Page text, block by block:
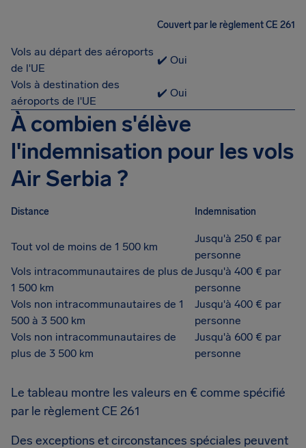
Couvert par le règlement CE 261
Vols au départ des aéroports
de l'UE
✔️ Oui
Vols à destination des
aéroports de l'UE
✔️ Oui
À combien s'élève
l'indemnisation pour les vols
Air Serbia ?
Distance Indemnisation
Tout vol de moins de 1 500 km
Jusqu'à 250 € par
personne
Vols intracommunautaires de plus de
1 500 km
Jusqu'à 400 € par
personne
Vols non intracommunautaires de 1
500 à 3 500 km
Jusqu'à 400 € par
personne
Vols non intracommunautaires de
plus de 3 500 km
Jusqu'à 600 € par
personne
Le tableau montre les valeurs en € comme spécifié
par le règlement CE 261
Des exceptions et circonstances spéciales peuvent